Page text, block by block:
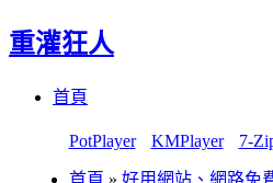
重灌狂人
首頁
PotPlayer KMPlayer 7-
首頁 » 好用網站、網路免